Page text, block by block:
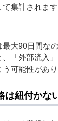
無い場合は
「外部流入」
集計されます
大90日間な